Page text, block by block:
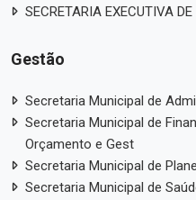
SECRETARIA EXECUTIVA
Gestão
Secretaria Municipal de
Secretaria Municipal de
Orçamento e Gest
Secretaria Municipal de
Secretaria Municipal de